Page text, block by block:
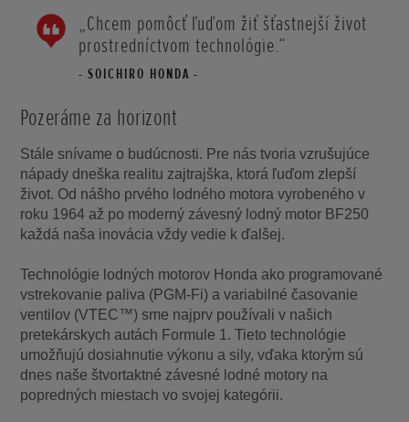
„Chcem pomôcť ľuďom žiť šťastnejší život
prostredníctvom technológie.“
SOICHIRO HONDA
Pozeráme za horizont
Stále snívame o budúcnosti. Pre nás tvoria vzrušujúce
nápady dneška realitu zajtrajška, ktorá ľuďom zlepší
život. Od nášho prvého lodného motora vyrobeného v
roku 1964 až po moderný závesný lodný motor BF250
každá naša inovácia vždy vedie k ďalšej.
Technológie lodných motorov Honda ako programované
vstrekovanie paliva (PGM-Fi) a variabilné časovanie
ventilov (VTEC™) sme najprv používali v našich
pretekárskych autách Formule 1. Tieto technológie
umožňujú dosiahnutie výkonu a sily, vďaka ktorým sú
dnes naše štvortaktné závesné lodné motory na
popredných miestach vo svojej kategórii.